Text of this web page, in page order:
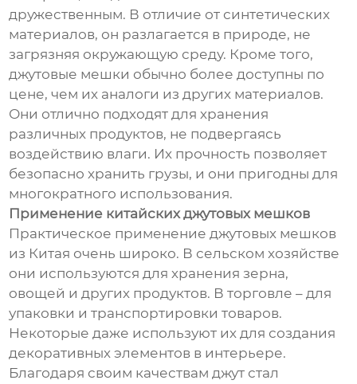
дружественным. В отличие от синтетических
материалов, он разлагается в природе, не
загрязняя окружающую среду. Кроме того,
джутовые мешки обычно более доступны по
цене, чем их аналоги из других материалов.
Они отлично подходят для хранения
различных продуктов, не подвергаясь
воздействию влаги. Их прочность позволяет
безопасно хранить грузы, и они пригодны для
многократного использования.
Применение китайских джутовых мешков
Практическое применение джутовых мешков
из Китая очень широко. В сельском хозяйстве
они используются для хранения зерна,
овощей и других продуктов. В торговле – для
упаковки и транспортировки товаров.
Некоторые даже используют их для создания
декоративных элементов в интерьере.
Благодаря своим качествам джут стал